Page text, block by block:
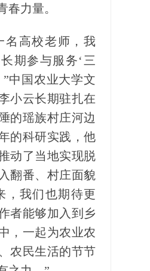
春力量。
名高校老师，我
期参与服务‘三
”中国农业大学文
小云长期驻扎在
的瑶族村庄河边
的科研实践，他
动了当地实现脱
翻番、村庄面貌
，我们也期待更
者能够加入到乡
，一起为农业农
农民生活的节节